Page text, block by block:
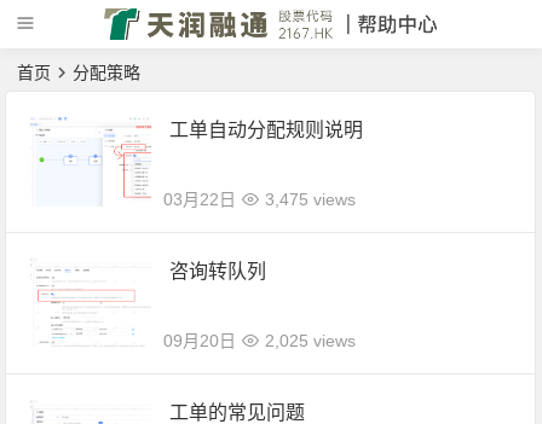
首页 分配策略
工单自动分配规则说明
03月22日 3,475 views
咨询转队列
09月20日 2,025 views
工单的常见问题